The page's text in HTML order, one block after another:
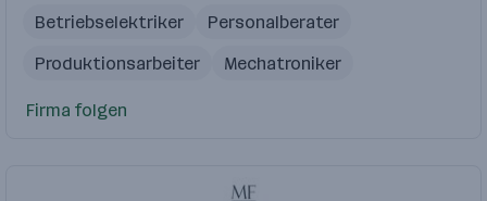
Betriebselektriker
Personalberater
Produktionsarbeiter
Mechatroniker
Produktionsmitarbeiter
Firma folgen